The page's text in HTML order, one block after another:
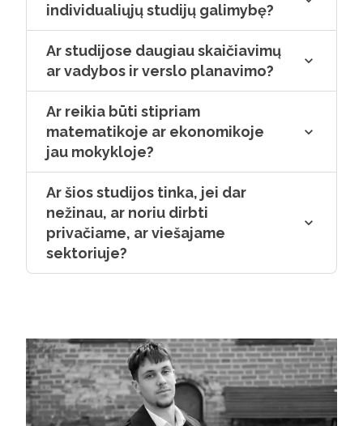
daug dėmesio skiriama savarankiškam
mokymuisi, o tai leidžia efektyviai
planuoti savo laiką.
individualiųjų studijų galimybę?
Ar studijose daugiau skaičiavimų
ar vadybos ir verslo planavimo?
Ar reikia būti stipriam
matematikoje ar ekonomikoje
jau mokykloje?
Ar šios studijos tinka, jei dar
nežinau, ar noriu dirbti
privačiame, ar viešajame
sektoriuje?